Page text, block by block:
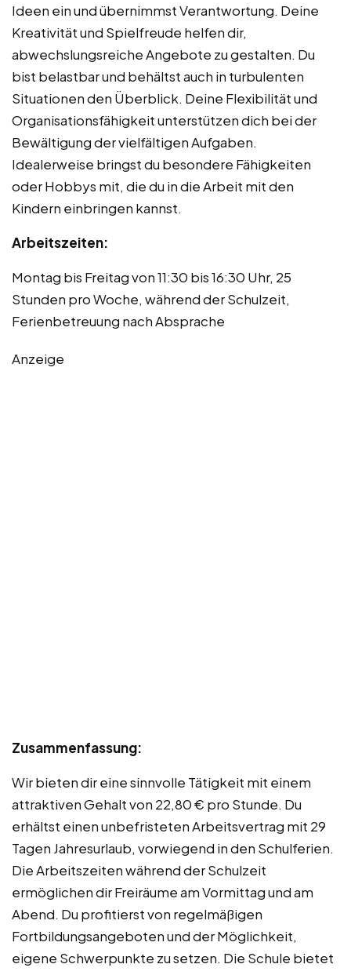
Ideen ein und übernimmst Verantwortung. Deine
Kreativität und Spielfreude helfen dir,
abwechslungsreiche Angebote zu gestalten. Du
bist belastbar und behältst auch in turbulenten
Situationen den Überblick. Deine Flexibilität und
Organisationsfähigkeit unterstützen dich bei der
Bewältigung der vielfältigen Aufgaben.
Idealerweise bringst du besondere Fähigkeiten
oder Hobbys mit, die du in die Arbeit mit den
Kindern einbringen kannst.
Arbeitszeiten:
Montag bis Freitag von 11:30 bis 16:30 Uhr, 25
Stunden pro Woche, während der Schulzeit,
Ferienbetreuung nach Absprache
Anzeige
Zusammenfassung:
Wir bieten dir eine sinnvolle Tätigkeit mit einem
attraktiven Gehalt von 22,80 € pro Stunde. Du
erhältst einen unbefristeten Arbeitsvertrag mit 29
Tagen Jahresurlaub, vorwiegend in den Schulferien.
Die Arbeitszeiten während der Schulzeit
ermöglichen dir Freiräume am Vormittag und am
Abend. Du profitierst von regelmäßigen
Fortbildungsangeboten und der Möglichkeit,
eigene Schwerpunkte zu setzen. Die Schule bietet